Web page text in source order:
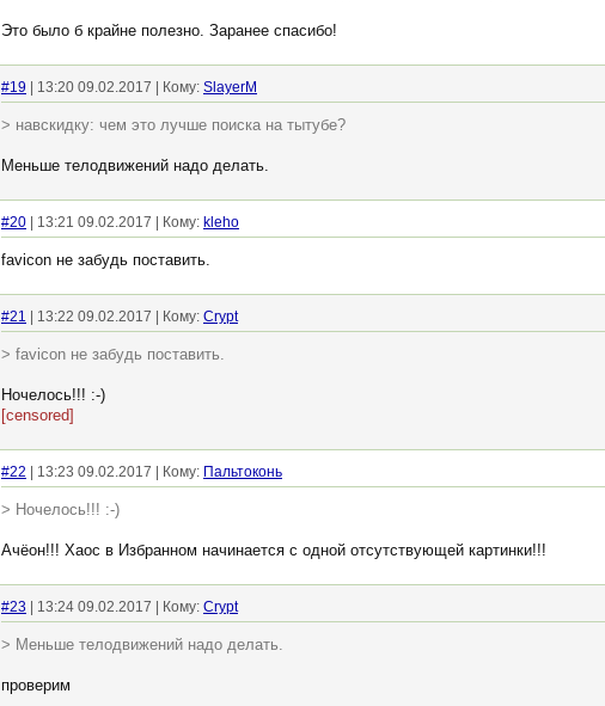
Это было б крайне полезно. Заранее спасибо!
#19 | 13:20 09.02.2017 | Кому: SlayerM
> навскидку: чем это лучше поиска на тытубе?
Меньше телодвижений надо делать.
#20 | 13:21 09.02.2017 | Кому: kleho
favicon не забудь поставить.
#21 | 13:22 09.02.2017 | Кому: Crypt
> favicon не забудь поставить.
Ночелось!!! :-)
[censored]
#22 | 13:23 09.02.2017 | Кому: Пальтоконь
> Ночелось!!! :-)
Ачёон!!! Хаос в Избранном начинается с одной отсутствующей картинки!!!
#23 | 13:24 09.02.2017 | Кому: Crypt
> Меньше телодвижений надо делать.
проверим